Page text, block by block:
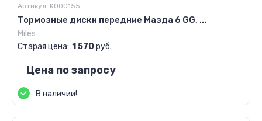
Артикул: K000155
Тормозные диски передние Мазда 6 GG, ...
Miles
Старая цена: 1 570 руб.
Цена по запросу
В наличии!